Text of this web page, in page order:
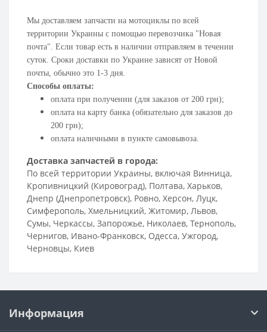
Мы доставляем запчасти на мотоциклы по всей
территории Украины с помощью перевозчика "Новая
почта". Если товар есть в наличии отправляем в течении
суток. Сроки доставки по Украине зависят от Новой
почты, обычно это 1-3 дня.
Способы оплаты:
оплата при получении (для заказов от 200 грн);
оплата на карту банка (обязательно для заказов до
200 грн);
оплата наличными в пункте самовывоза.
Доставка запчастей в города:
По всей территории Украины, включая Винница,
Кропивницкий (Кировоград), Полтава, Харьков,
Днепр (Днепропетровск), Ровно, Херсон, Луцк,
Симферополь, Хмельницкий, Житомир, Львов,
Сумы, Черкассы, Запорожье, Николаев, Тернополь,
Чернигов, Ивано-Франковск, Одесса, Ужгород,
Черновцы, Киев
Информация